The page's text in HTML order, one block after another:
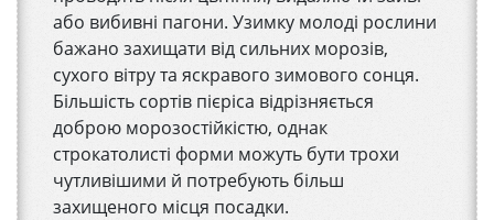
або вибивні пагони. Узимку молоді рослини
бажано захищати від сильних морозів,
сухого вітру та яскравого зимового сонця.
Більшість сортів пієріса відрізняється
доброю морозостійкістю, однак
строкатолисті форми можуть бути трохи
чутливішими й потребують більш
захищеного місця посадки.